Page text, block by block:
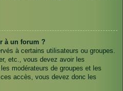
à un forum ?
à certains utilisateurs ou groupes.
etc., vous devez avoir les
modérateurs de groupes et les
accès, vous devez donc les